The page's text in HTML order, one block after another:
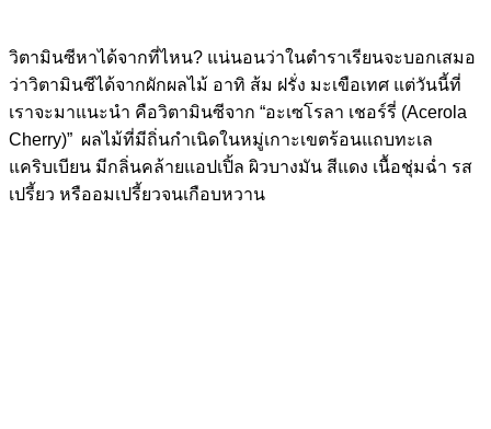
วิตามินซีหาได้จากที่ไหน? แน่นอนว่าในตำราเรียนจะบอกเสมอ
ว่าวิตามินซีได้จากผักผลไม้ อาทิ ส้ม ฝรั่ง มะเขือเทศ แต่วันนี้ที่
เราจะมาแนะนำ คือวิตามินซีจาก “อะเซโรลา เชอร์รี่ (Acerola
Cherry)” ผลไม้ที่มีถิ่นกำเนิดในหมู่เกาะเขตร้อนแถบทะเล
แคริบเบียน มีกลิ่นคล้ายแอปเปิ้ล ผิวบางมัน สีแดง เนื้อชุ่มฉ่ำ รส
เปรี้ยว หรืออมเปรี้ยวจนเกือบหวาน